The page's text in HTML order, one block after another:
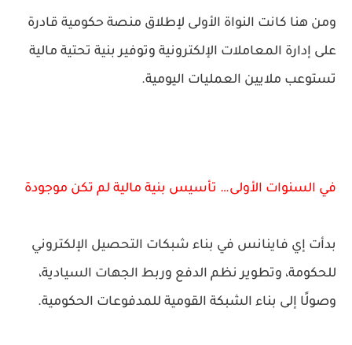
ومن هنا كانت النواة الأولى لإطلاق منصة حكومية قادرة
على إدارة المعاملات الإلكترونية وتوفير بنية تحتية مالية
تستوعب ملايين العمليات اليومية.
في السنوات الأولى… تأسيس بنية مالية لم تكن موجودة
بدأت إي فاينانس في بناء شبكات التحصيل الإلكتروني
للحكومة، وتطوير نظم الدفع وربط الجهات السيادية،
وصولًا إلى بناء الشبكة القومية للمدفوعات الحكومية.